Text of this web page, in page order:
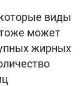
виды
тоже может
жирных